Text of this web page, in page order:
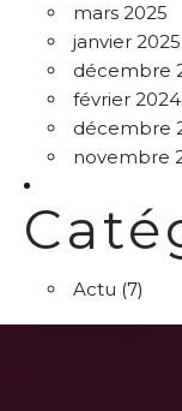
mars 2025
janvier 2025
décembre
février 2024
décembre
novembre
Actu (7)